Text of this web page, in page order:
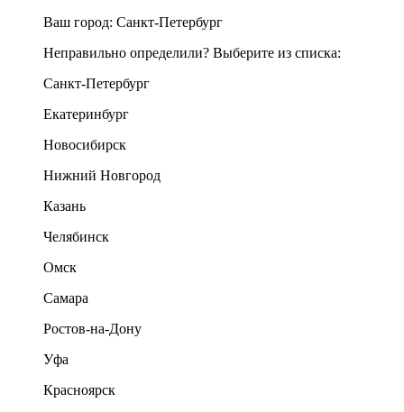
Ваш город: Санкт-Петербург
Неправильно определили? Выберите из списка:
Санкт-Петербург
Екатеринбург
Новосибирск
Нижний Новгород
Казань
Челябинск
Омск
Самара
Ростов-на-Дону
Уфа
Красноярск